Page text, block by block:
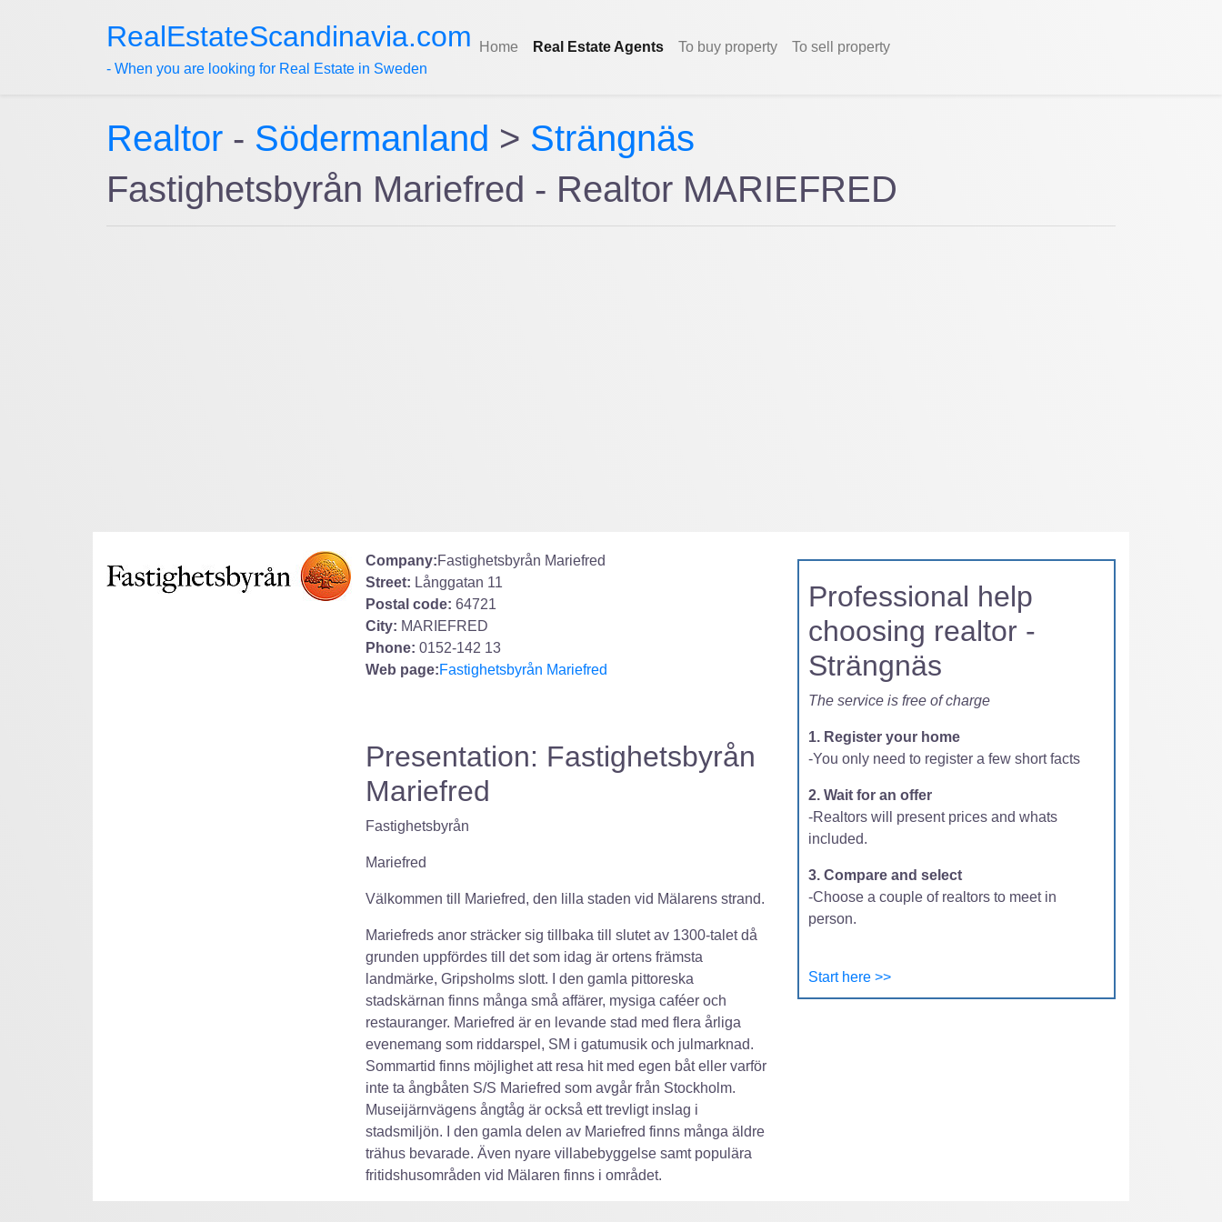
RealEstateScandinavia.com
- When you are looking for Real Estate in Sweden
Home Real Estate Agents To buy property To sell property
Realtor - Södermanland > Strängnäs
Fastighetsbyrån Mariefred - Realtor MARIEFRED
Company:Fastighetsbyrån Mariefred
Street: Långgatan 11
Postal code: 64721
City: MARIEFRED
Phone: 0152-142 13
Web page:Fastighetsbyrån Mariefred
Presentation: Fastighetsbyrån
Mariefred
Fastighetsbyrån
Mariefred
Välkommen till Mariefred, den lilla staden vid Mälarens strand.
Mariefreds anor sträcker sig tillbaka till slutet av 1300-talet då
grunden uppfördes till det som idag är ortens främsta
landmärke, Gripsholms slott. I den gamla pittoreska
stadskärnan finns många små affärer, mysiga caféer och
restauranger. Mariefred är en levande stad med flera årliga
evenemang som riddarspel, SM i gatumusik och julmarknad.
Sommartid finns möjlighet att resa hit med egen båt eller varför
inte ta ångbåten S/S Mariefred som avgår från Stockholm.
Museijärnvägens ångtåg är också ett trevligt inslag i
stadsmiljön. I den gamla delen av Mariefred finns många äldre
trähus bevarade. Även nyare villabebyggelse samt populära
fritidshusområden vid Mälaren finns i området.
Professional help
choosing realtor -
Strängnäs
The service is free of charge
1. Register your home
-You only need to register a few short facts
2. Wait for an offer
-Realtors will present prices and whats
included.
3. Compare and select
-Choose a couple of realtors to meet in
person.
Start here >>